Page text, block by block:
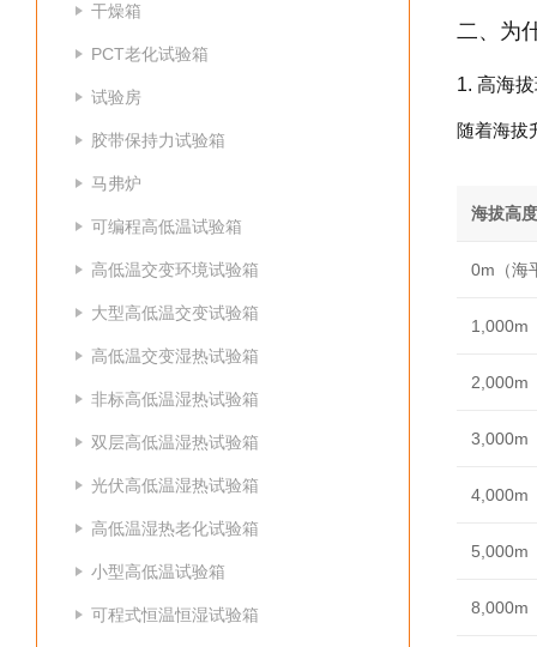
干燥箱
PCT老化试验箱
试验房
胶带保持力试验箱
马弗炉
可编程高低温试验箱
高低温交变环境试验箱
大型高低温交变试验箱
高低温交变湿热试验箱
非标高低温湿热试验箱
双层高低温湿热试验箱
光伏高低温湿热试验箱
高低温湿热老化试验箱
小型高低温试验箱
可程式恒温恒湿试验箱
二、为
1. 高海
随着海拔
海拔高度
0m（海
1,000m
2,000m
3,000m
4,000m
5,000m
8,000m